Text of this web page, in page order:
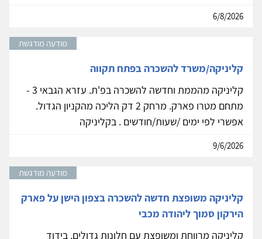
6/8/2026
מודעה מודגשת
קליניקה/משרד להשכרה בפתח תקווה
קליניקה מהממת וחדשה להשכרה בפ'ת. עזרא הגבאי 3 -
מתחם מטרו פארק. מרחק 2 דק הליכה מהקניון הגדול.
אפשרי לפי ימים /שעות/חודשים . בקליניקה
9/6/2026
מודעה מודגשת
קליניקה משופצת חדשה להשכרה בצפון הישן על פארק
הירקון סמוך ליהודה מכבי
קליניקה מרווחת ומשופצת עם חלונות גדולים, בידוד